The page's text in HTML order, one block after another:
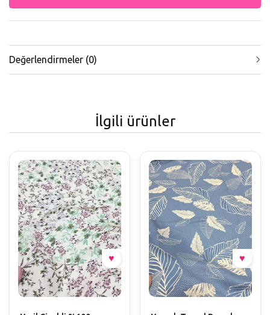
Değerlendirmeler (0)
İlgili ürünler